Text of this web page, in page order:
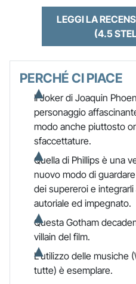
LEGGI LA
(4.5
PERCHÉ CI PIACE
Il Joker di Joaquin
personaggio
modo anche piuttosto
sfaccettature.
Quella di Phillips è una
nuovo modo di
dei supereroi e
autoriale ed impegnato.
Questa Gotham
villain del film.
L'utilizzo delle musiche
tutte) è esemplare.